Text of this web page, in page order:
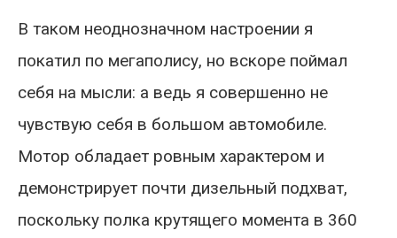
В таком неоднозначном настроении я
покатил по мегаполису, но вскоре поймал
себя на мысли: а ведь я совершенно не
чувствую себя в большом автомобиле.
Мотор обладает ровным характером и
демонстрирует почти дизельный подхват,
поскольку полка крутящего момента в 360